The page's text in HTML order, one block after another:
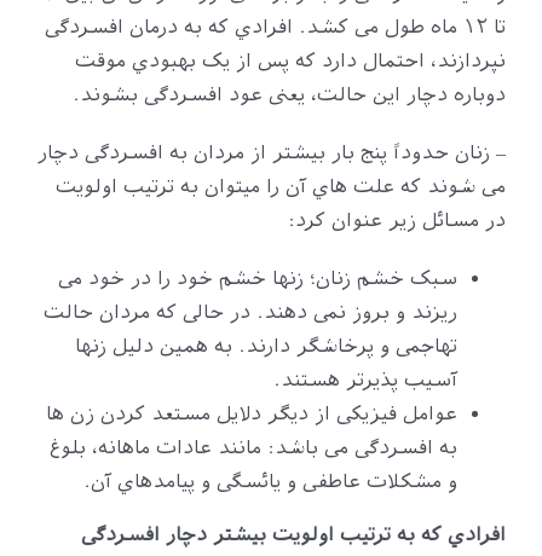
تا ۱۲ ماه طول می کشد. افرادي که به درمان افسردگی
نپردازند، احتمال دارد که پس از یک بهبودي موقت
دوباره دچار این حالت، یعنی عود افسردگی بشوند.
– زنان حدوداً پنج بار بیشتر از مردان به افسردگی دچار
می شوند که علت هاي آن را میتوان به ترتیب اولویت
در مسائل زیر عنوان کرد:
سبک خشم زنان؛ زنها خشم خود را در خود می
ریزند و بروز نمی دهند. در حالی که مردان حالت
تهاجمی و پرخاشگر دارند. به همین دلیل زنها
آسیب پذیرتر هستند.
عوامل فیزیکی از دیگر دلایل مستعد کردن زن ها
به افسردگی می باشد: مانند عادات ماهانه، بلوغ
و مشکلات عاطفی و یائسگی و پیامدهاي آن.
افرادي که به ترتیب اولویت بیشتر دچار افسردگی